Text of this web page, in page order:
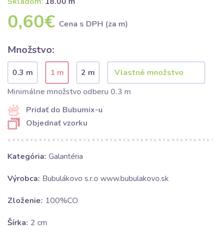
0,60€ Cena s DPH (za m)
Množstvo:
0.3 m 1 m
2 m
Minimálne množstvo odberu 0.3 m
Pridať do Bubumix-u
Objednať vzorku
Kategória: Galantéria
Výrobca: Bubulákovo s.r.o www.bubulakovo.sk
Zloženie: 100%CO
Šírka: 2 cm